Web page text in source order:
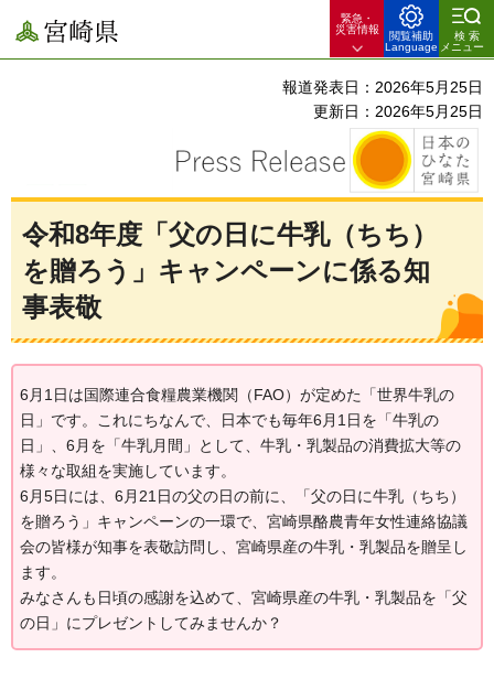
宮崎県
緊急・
災害情報
閲覧補助
Language
検索
メニュー
報道発表日：2026年5月25日
更新日：2026年5月25日
令和8年度「父の日に牛乳（ちち）
を贈ろう」キャンペーンに係る知
事表敬
6月1日は国際連合食糧農業機関（FAO）が定めた「世界牛乳の
日」です。これにちなんで、日本でも毎年6月1日を「牛乳の
日」、6月を「牛乳月間」として、牛乳・乳製品の消費拡大等の
様々な取組を実施しています。
6月5日には、6月21日の父の日の前に、「父の日に牛乳（ちち）
を贈ろう」キャンペーンの一環で、宮崎県酪農青年女性連絡協議
会の皆様が知事を表敬訪問し、宮崎県産の牛乳・乳製品を贈呈し
ます。
みなさんも日頃の感謝を込めて、宮崎県産の牛乳・乳製品を「父
の日」にプレゼントしてみませんか？